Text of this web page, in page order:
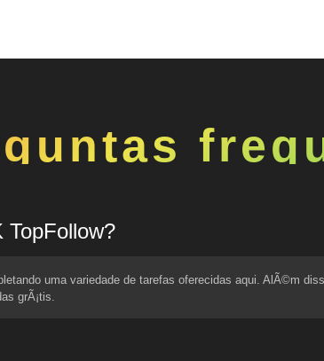
TopFollow?
uma variedade de tarefas oferecidas aqui. AlÃ©m
grÃ¡tis.